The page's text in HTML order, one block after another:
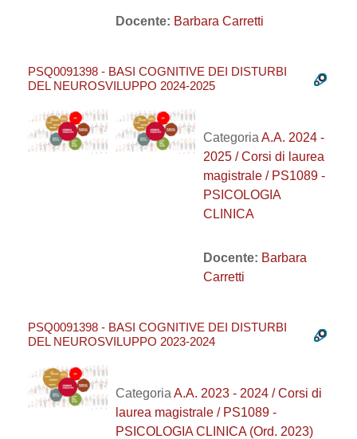
Docente: Barbara Carretti
PSQ0091398 - BASI COGNITIVE DEI DISTURBI
DEL NEUROSVILUPPO 2024-2025
Categoria A.A. 2024 -
2025 / Corsi di laurea
magistrale / PS1089 -
PSICOLOGIA
CLINICA
Docente: Barbara
Carretti
PSQ0091398 - BASI COGNITIVE DEI DISTURBI
DEL NEUROSVILUPPO 2023-2024
Categoria A.A. 2023 - 2024 / Corsi di
laurea magistrale / PS1089 -
PSICOLOGIA CLINICA (Ord. 2023)